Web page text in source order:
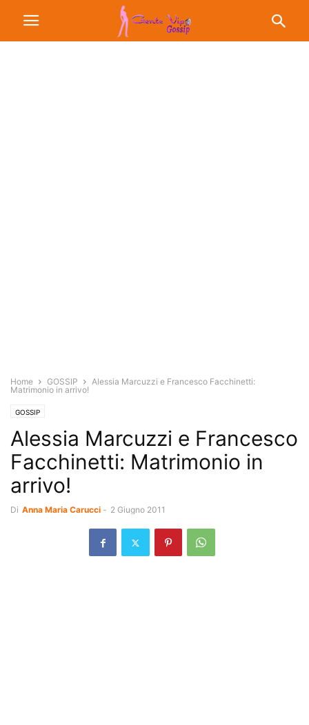
Home GOSSIP
Alessia Marcuzzi e Francesco Facchinetti:
Matrimonio in arrivo!
GOSSIP
Alessia Marcuzzi e Francesco
Facchinetti: Matrimonio in
arrivo!
Di Anna Maria Carucci - 2 Giugno 2011